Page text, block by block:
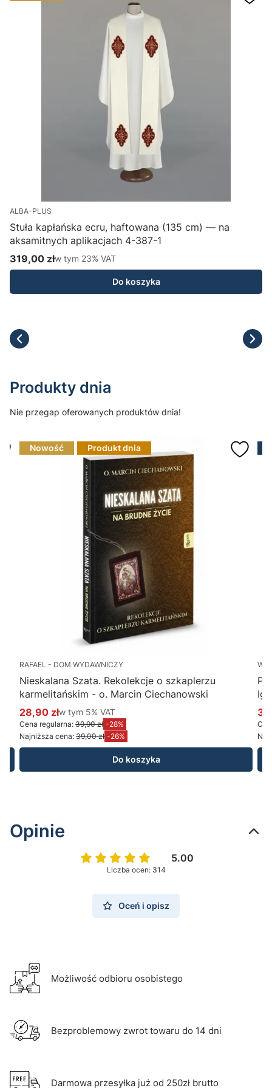
ALBA-PLUS
Stuła kapłańska ecru, haftowana (135 cm) — na
aksamitnych aplikacjach 4-387-1
Cena brutto
319,00 złw tym %s VAT
w tym 23% VAT
Do koszyka
Produkty dnia
Nie przegap oferowanych produktów dnia!
Nowość Produkt dnia
RAFAEL - DOM WYDAWNICZY
Nieskalana Szata. Rekolekcje o szkaplerzu
karmelitańskim - o. Marcin Ciechanowski
Cena promocyjna brutto
28,90 złw tym %s VAT
w tym 5% VAT
Cena regularna: 39,90 zł -28%
Najniższa cena: 39,00 zł -26%
Do koszyka
Opinie
5.00
Liczba ocen: 314
Oceń i opisz
Możliwość odbioru osobistego
Bezproblemowy zwrot towaru do 14 dni
Darmowa przesyłka już od 250zł brutto